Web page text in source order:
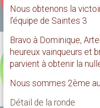
Nous obtenons la
l’équipe de Saintes 3
Bravo à Dominique,
heureux vainqueurs et
parvient à obtenir la
Nous sommes 2ème
Détail de la ronde